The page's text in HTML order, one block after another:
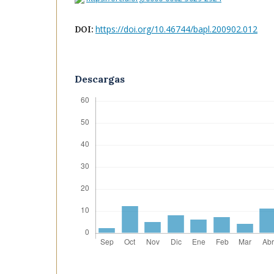
DOI: https://doi.org/10.46744/bapl.200902.012
Descargas